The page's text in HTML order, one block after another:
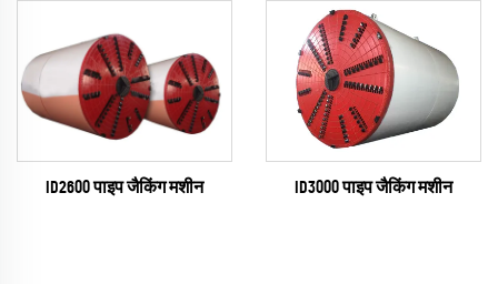
ID2600 पाइप जैकिंग मशीन ID3000 पाइप जैकिंग मशीन